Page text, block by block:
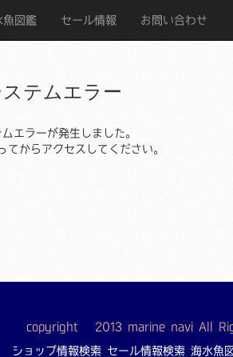
魚図鑑 セール情報 お問い合わせ
テムエラー
ムエラーが発生しました。
てからアクセスしてください。
copyright © 2013 marine navi All
ショップ情報検索 セール情報検索 海水魚